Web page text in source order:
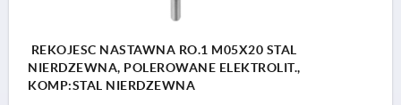
REKOJESC NASTAWNA RO.1 M05X20 STAL
NIERDZEWNA, POLEROWANE ELEKTROLIT.,
KOMP:STAL NIERDZEWNA